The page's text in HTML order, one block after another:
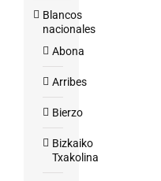
Blancos
nacionales
Abona
Arribes
Bierzo
Bizkaiko
Txakolina